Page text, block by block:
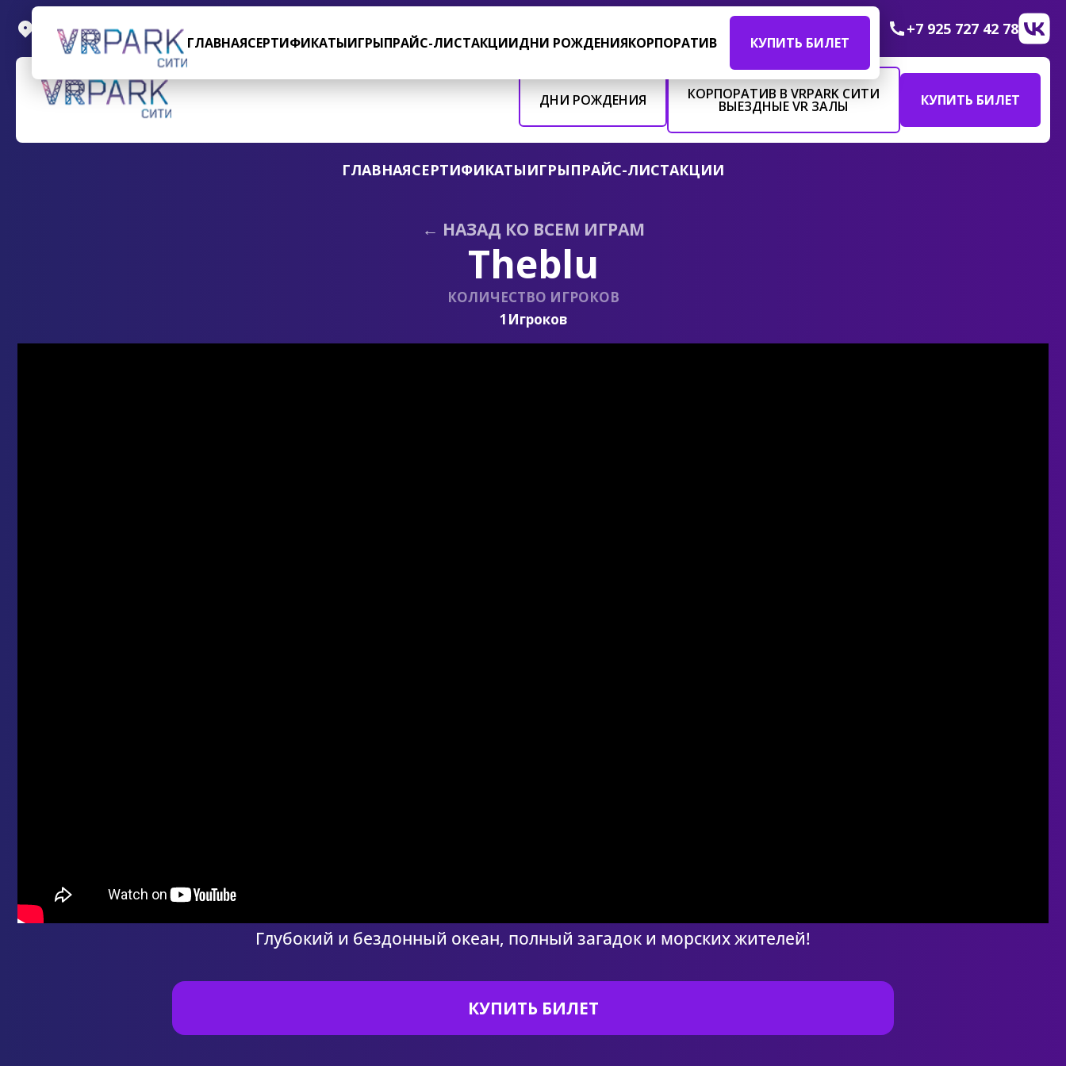
ГЛАВНАЯСЕРТИФИКАТЫИГРЫПРАЙС-ЛИСТАКЦИИДНИ РОЖДЕНИЯКОРПОРАТИВ КУПИТЬ БИЛЕТ
Пресненская набережная, д.2, ТРЦ АфиМоллСити, 6 этаж +7 925 727 42 78
ДНИ РОЖДЕНИЯ КОРПОРАТИВ В VRPARK СИТИ
ВЫЕЗДНЫЕ VR ЗАЛЫ КУПИТЬ БИЛЕТ
ГЛАВНАЯСЕРТИФИКАТЫИГРЫПРАЙС-ЛИСТАКЦИИ
← НАЗАД КО ВСЕМ ИГРАМ
Theblu
КОЛИЧЕСТВО ИГРОКОВ
1 Игроков
Глубокий и бездонный океан, полный загадок и морских жителей!
КУПИТЬ БИЛЕТ